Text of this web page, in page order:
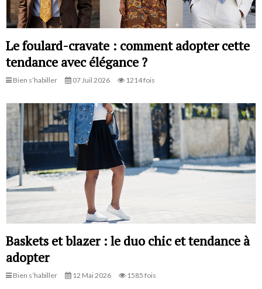
Le foulard-cravate : comment adopter cette
tendance avec élégance ?
Bien s’habiller 07 Juil 2026 1214 fois
Baskets et blazer : le duo chic et tendance à
adopter
Bien s’habiller 12 Mai 2026 1585 fois